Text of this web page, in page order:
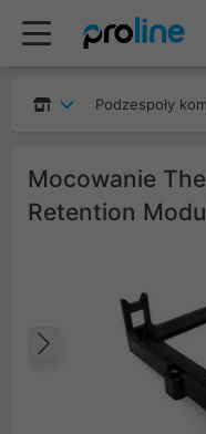
Podzespoły
Mocowanie
Retention
Poprzedni